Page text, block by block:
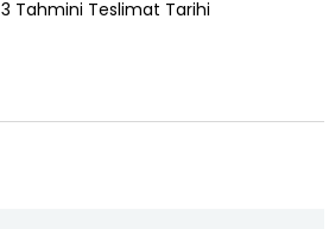
3 Tahmini Teslimat Tarihi